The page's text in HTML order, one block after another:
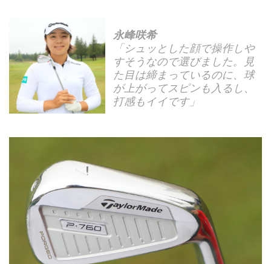
永峰咲希
「シュッとした顔で操作しや
すそうなので選びました。見
た目は締まっているのに、球
が上がってスピンも入るし、
打感もイイです」